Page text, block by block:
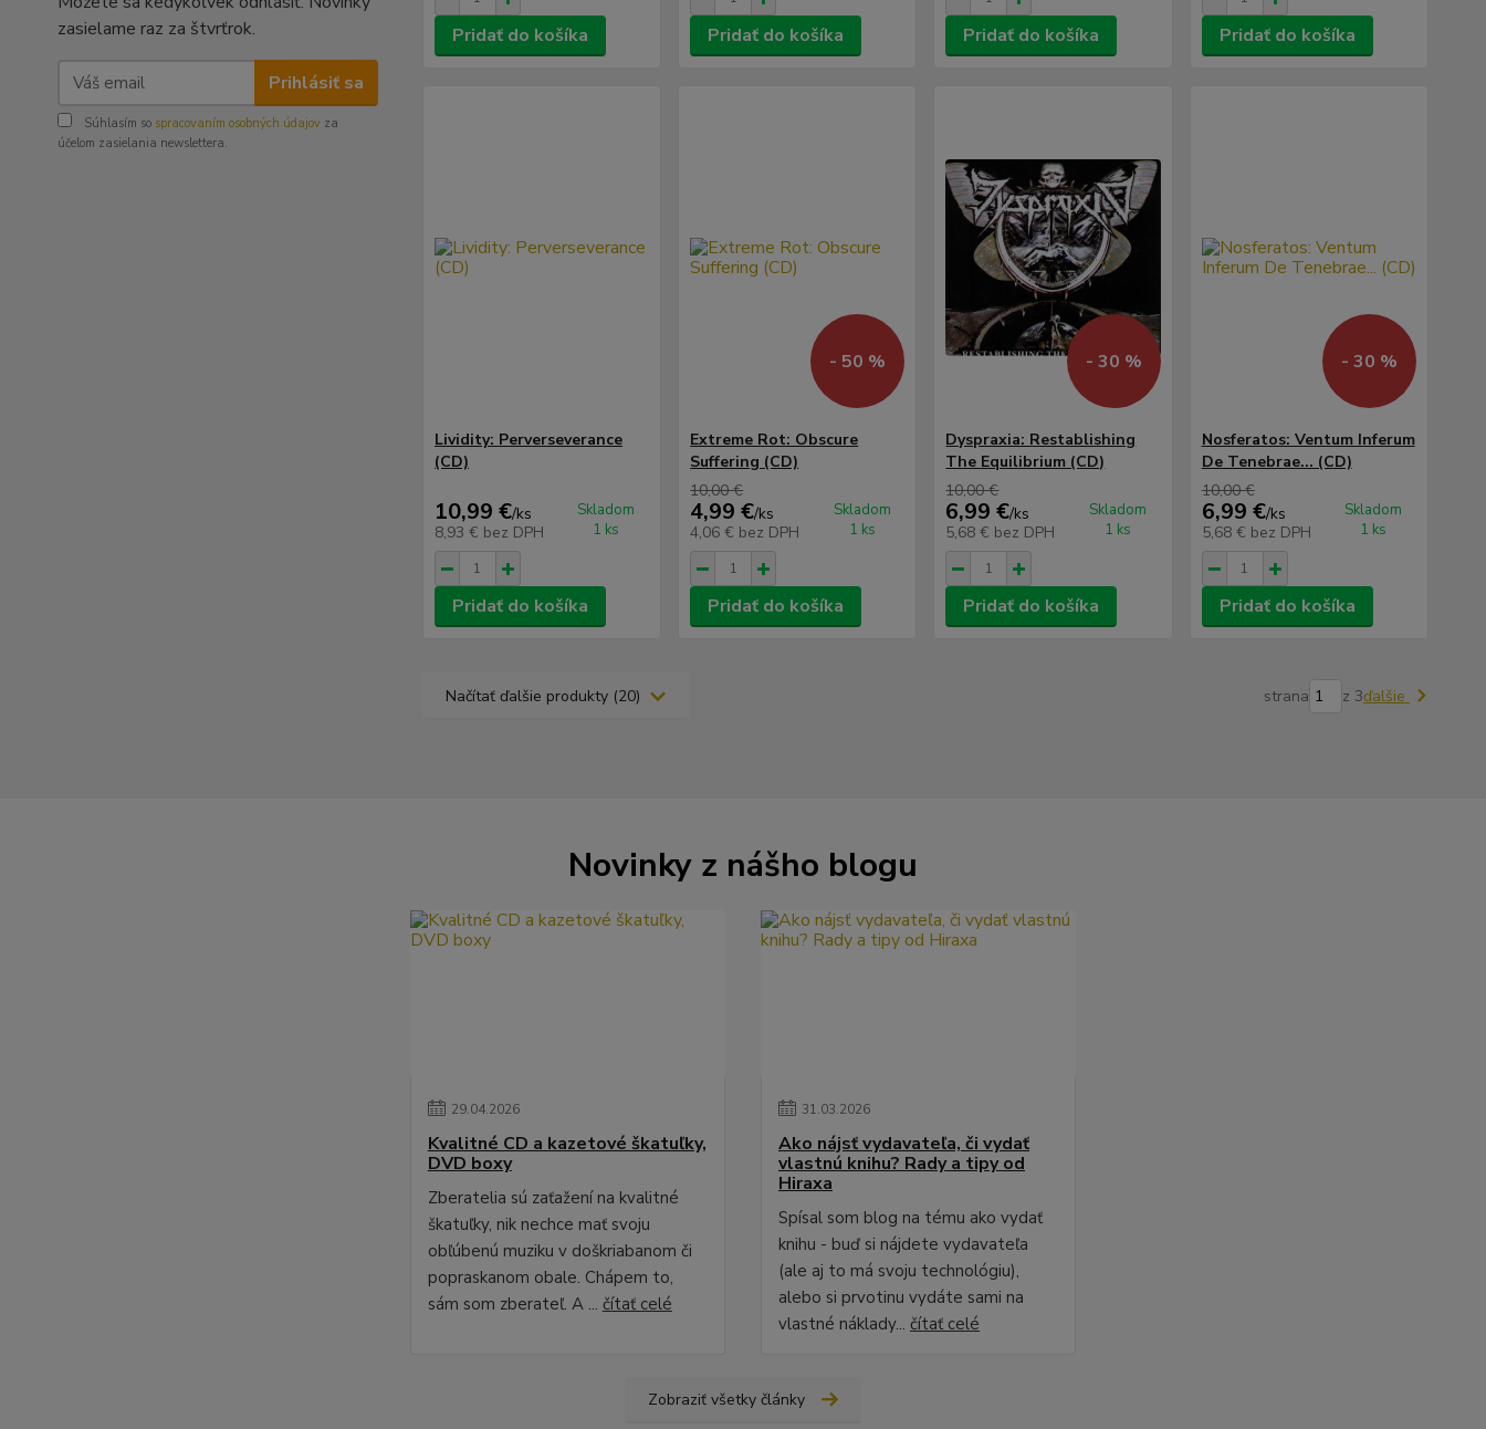
zasielame raz za štvrťrok.
Prihlásiť sa
Súhlasím so spracovaním osobných údajov za
účelom zasielania newslettera.
Pridať do košíka Pridať do košíka Pridať do košíka Pridať do košíka
Lividity: Perverseverance
(CD)
10,99 €/ks
8,93 € bez DPH
Skladom
1 ks
Pridať do košíka
- 50 %
Extreme Rot: Obscure
Suffering (CD)
10,00 €
4,99 €/ks
4,06 € bez DPH
Skladom
1 ks
Pridať do košíka
- 30 %
Dyspraxia: Restablishing
The Equilibrium (CD)
10,00 €
6,99 €/ks
5,68 € bez DPH
Skladom
1 ks
Pridať do košíka
- 30 %
Nosferatos: Ventum Inferum
De Tenebrae... (CD)
10,00 €
6,99 €/ks
5,68 € bez DPH
Skladom
1 ks
Pridať do košíka
Načítať ďalšie produkty (20) strana z 3ďalšie
Novinky z nášho blogu
29.04.2026
Kvalitné CD a kazetové škatuľky,
DVD boxy
Zberatelia sú zaťažení na kvalitné
škatuľky, nik nechce mať svoju
obľúbenú muziku v doškriabanom či
popraskanom obale. Chápem to,
sám som zberateľ. A ... čítať celé
31.03.2026
Ako nájsť vydavateľa, či vydať
vlastnú knihu? Rady a tipy od
Hiraxa
Spísal som blog na tému ako vydať
knihu - buď si nájdete vydavateľa
(ale aj to má svoju technológiu),
alebo si prvotinu vydáte sami na
vlastné náklady... čítať celé
Zobraziť všetky články